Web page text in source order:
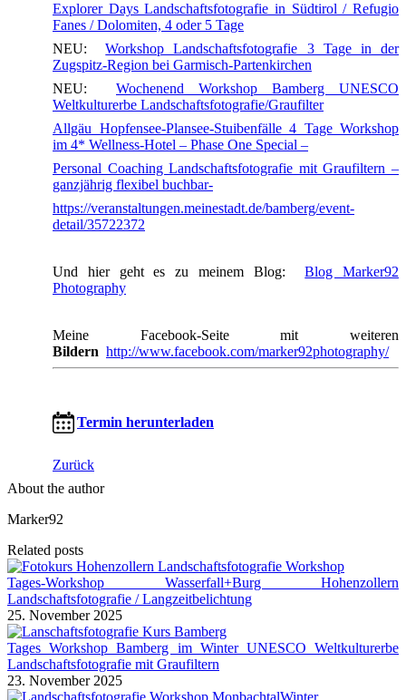
Explorer Days Landschaftsfotografie in Südtirol / Refugio
Fanes / Dolomiten, 4 oder 5 Tage
NEU:Workshop Landschaftsfotografie 3 Tage in der
Zugspitz-Region bei Garmisch-Partenkirchen
NEU: Wochenend Workshop Bamberg UNESCO
Weltkulturerbe Landschaftsfotografie/Graufilter
Allgäu Hopfensee-Plansee-Stuibenfälle 4 Tage Workshop
im 4* Wellness-Hotel – Phase One Special –
Personal Coaching Landschaftsfotografie mit Graufiltern –
ganzjährig flexibel buchbar-
https://veranstaltungen.meinestadt.de/bamberg/event-
detail/35722372
Und hier geht es zu meinem Blog:Blog Marker92
Photography
Meine Facebook-Seite mit weiteren
Bildern http://www.facebook.com/marker92photography/
Termin herunterladen
Zurück
About the author
Marker92
Related posts
Tages-Workshop Wasserfall+Burg Hohenzollern
Landschaftsfotografie / Langzeitbelichtung
25. November 2025
Tages Workshop Bamberg im Winter UNESCO Weltkulturerbe
Landschaftsfotografie mit Graufiltern
23. November 2025